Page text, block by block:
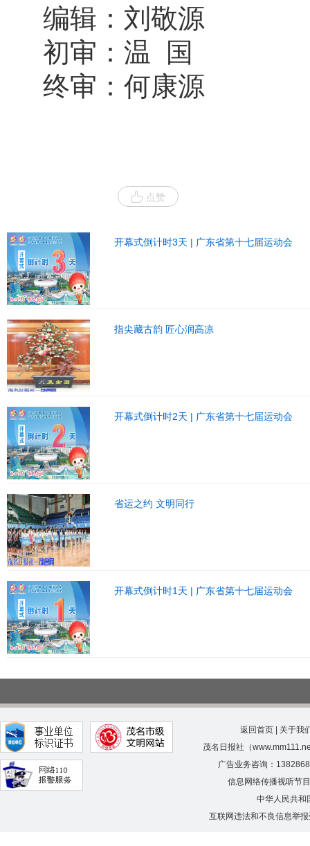
编辑：刘敬源
初审：温 国
终审：何康源
点赞
开幕式倒计时3天 | 广东省第十七届运动会
指尖藏古韵 匠心润高凉
开幕式倒计时2天 | 广东省第十七届运动会
省运之约 文明同行
开幕式倒计时1天 | 广东省第十七届运动会
返回首页
关于我
茂名日报社（
广告业务咨询：
信息网络传播视听节
中华人民共和
互联网违法和不良信息举